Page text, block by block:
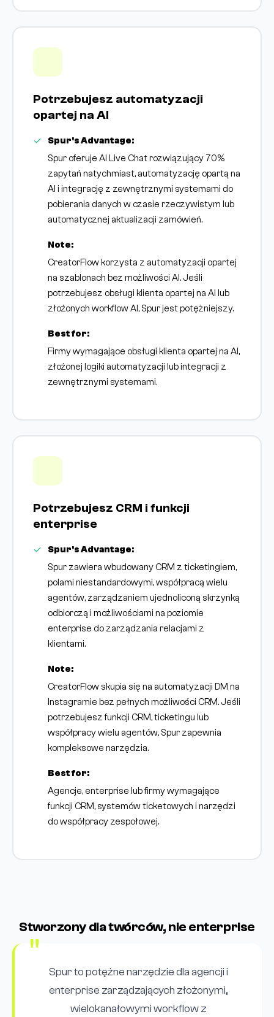
Potrzebujesz automatyzacji
opartej na AI
Spur's Advantage:
Spur oferuje AI Live Chat rozwiązujący 70%
zapytań natychmiast, automatyzację opartą na
AI i integrację z zewnętrznymi systemami do
pobierania danych w czasie rzeczywistym lub
automatycznej aktualizacji zamówień.
Note:
CreatorFlow korzysta z automatyzacji opartej
na szablonach bez możliwości AI. Jeśli
potrzebujesz obsługi klienta opartej na AI lub
złożonych workflow AI, Spur jest potężniejszy.
Best for:
Firmy wymagające obsługi klienta opartej na AI,
złożonej logiki automatyzacji lub integracji z
zewnętrznymi systemami.
Potrzebujesz CRM i funkcji
enterprise
Spur's Advantage:
Spur zawiera wbudowany CRM z ticketingiem,
polami niestandardowymi, współpracą wielu
agentów, zarządzaniem ujednoliconą skrzynką
odbiorczą i możliwościami na poziomie
enterprise do zarządzania relacjami z
klientami.
Note:
CreatorFlow skupia się na automatyzacji DM na
Instagramie bez pełnych możliwości CRM. Jeśli
potrzebujesz funkcji CRM, ticketingu lub
współpracy wielu agentów, Spur zapewnia
kompleksowe narzędzia.
Best for:
Agencje, enterprise lub firmy wymagające
funkcji CRM, systemów ticketowych i narzędzi
do współpracy zespołowej.
Stworzony dla twórców, nie enterprise
Spur to potężne narzędzie dla agencji i
enterprise zarządzających złożonymi,
wielokanałowymi workflow z